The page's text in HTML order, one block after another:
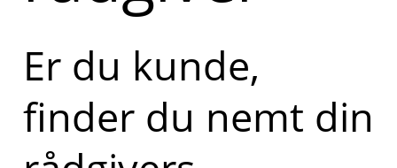
Er du kunde,
finder du nemt din